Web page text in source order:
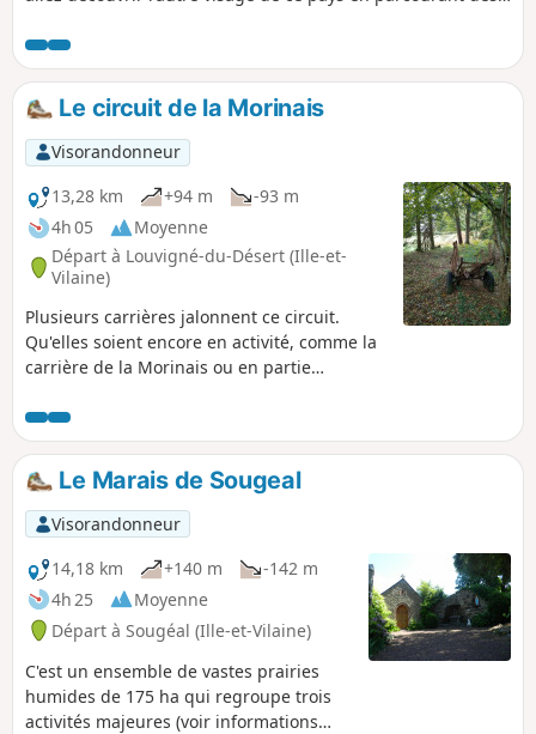
travail du textile. Haut lieu, aussi d'histoire, la chouannerie
n'est pas loin.
Le circuit de la Morinais
Visorandonneur
13,28 km
+94 m
-93 m
4h 05
Moyenne
Départ à Louvigné-du-Désert (Ille-et-
Vilaine)
Plusieurs carrières jalonnent ce circuit.
Qu'elles soient encore en activité, comme la
carrière de la Morinais ou en partie
semblent encore résonner des coups
martelés pendant des décennies. Le granit
extrait a servi à la voirie, aux entreprises
funéraires mais aussi à l'architecture locale.
La beauté mystérieuse du manoir de la
Morinaye ou les maisons rurales typiques
des villages que vous traverserez en
témoignent.
Le Marais de Sougeal
Visorandonneur
14,18 km
+140 m
-142 m
4h 25
Moyenne
Départ à Sougéal (Ille-et-Vilaine)
C'est un ensemble de vastes prairies
humides de 175 ha qui regroupe trois
activités majeures (voir informations